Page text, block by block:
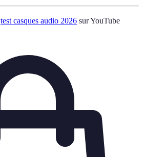
test casques audio 2026 sur YouTube